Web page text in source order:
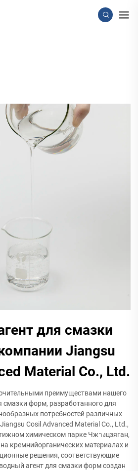
для смазки
Jiangsu
Material Co., Ltd.
преимуществами нашего
смазки форм, разработанного для
потребностей различных
Cosil Advanced Material Co., Ltd.,
химическом парке Чжางцзяган,
кремнийорганических материалах и
решения, соответствующие
агент для смазки форм создан